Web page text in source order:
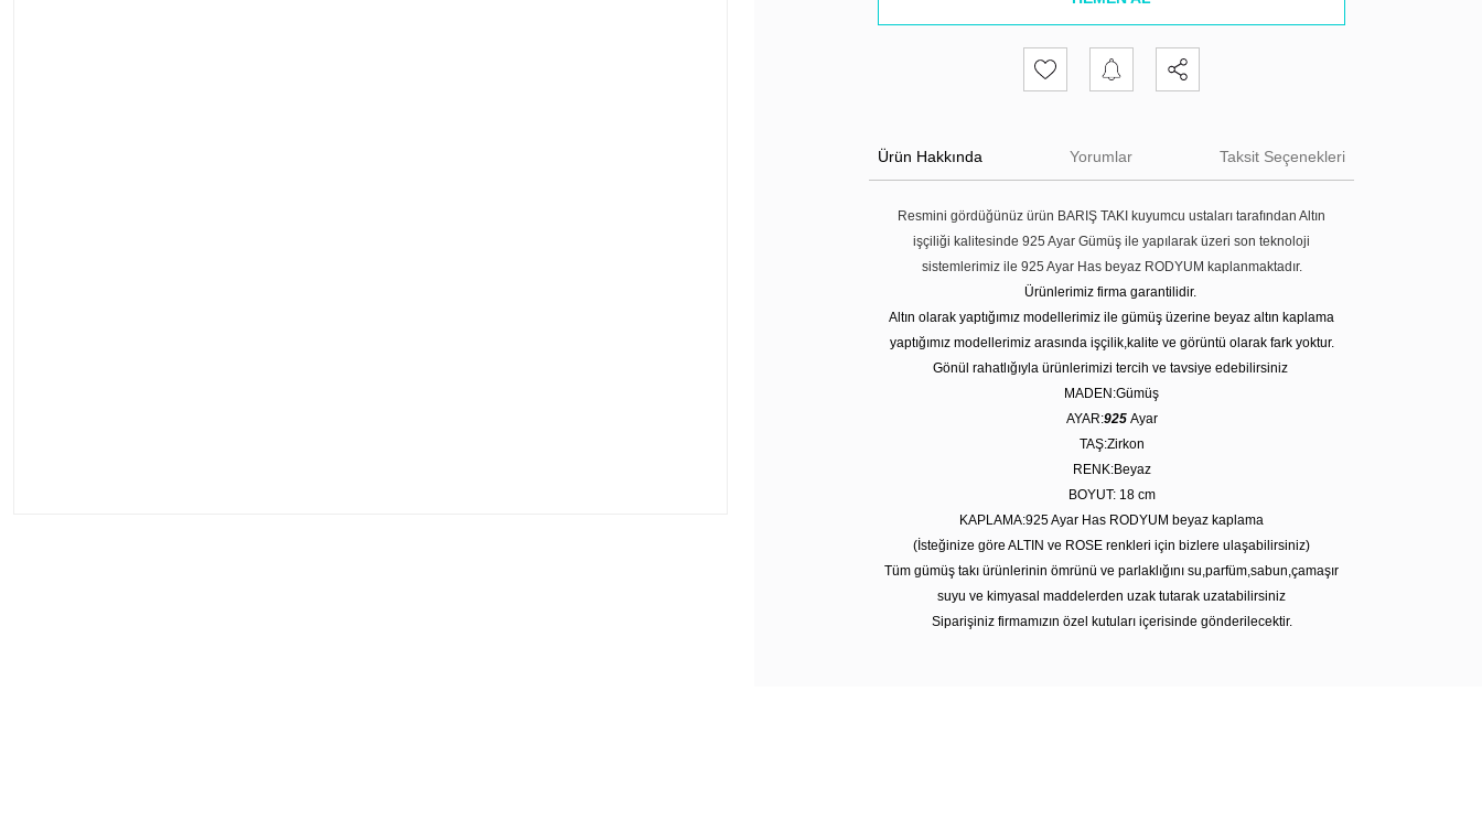
Ürün Hakkında Yorumlar Taksit Seçenekleri
Resmini gördüğünüz ürün BARIŞ TAKI kuyumcu ustaları tarafından Altın
işçiliği kalitesinde 925 Ayar Gümüş ile yapılarak üzeri son teknoloji
sistemlerimiz ile 925 Ayar Has beyaz RODYUM kaplanmaktadır.
Ürünlerimiz firma garantilidir.
Altın olarak yaptığımız modellerimiz ile gümüş üzerine beyaz altın kaplama
yaptığımız modellerimiz arasında işçilik,kalite ve görüntü olarak fark yoktur.
Gönül rahatlığıyla ürünlerimizi tercih ve tavsiye edebilirsiniz
MADEN:Gümüş
AYAR:925 Ayar
TAŞ:Zirkon
RENK:Beyaz
BOYUT: 18 cm
KAPLAMA:925 Ayar Has RODYUM beyaz kaplama
(İsteğinize göre ALTIN ve ROSE renkleri için bizlere ulaşabilirsiniz)
Tüm gümüş takı ürünlerinin ömrünü ve parlaklığını su,parfüm,sabun,çamaşır
suyu ve kimyasal maddelerden uzak tutarak uzatabilirsiniz
Siparişiniz firmamızın özel kutuları içerisinde gönderilecektir.